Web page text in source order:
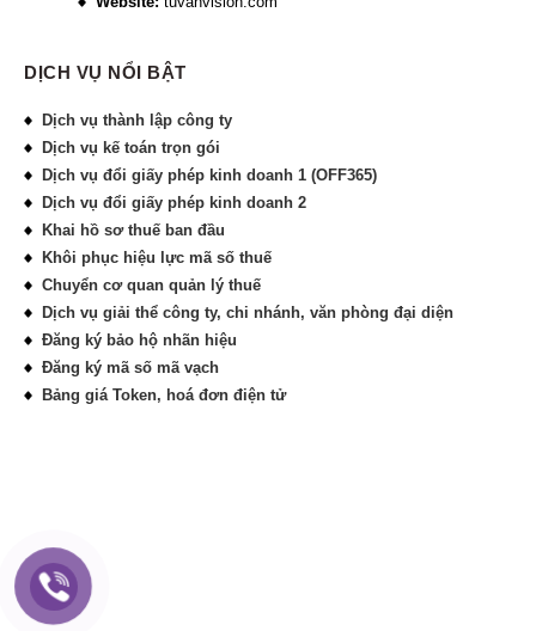
DỊCH VỤ NỔI BẬT
Dịch vụ thành lập công ty
Dịch vụ kế toán trọn gói
Dịch vụ đổi giấy phép kinh doanh 1 (OFF365)
Dịch vụ đổi giấy phép kinh doanh 2
Khai hồ sơ thuế ban đầu
Khôi phục hiệu lực mã số thuế
Chuyển cơ quan quản lý thuế
Dịch vụ giải thể công ty, chi nhánh, văn phòng đại diện
Đăng ký bảo hộ nhãn hiệu
Đăng ký mã số mã vạch
Bảng giá Token, hoá đơn điện tử